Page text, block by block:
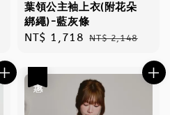
葉領公主袖上衣(附花朵
綁繩)-藍灰條
Sale
NT$ 1,718 Regular
NT$ 2,148